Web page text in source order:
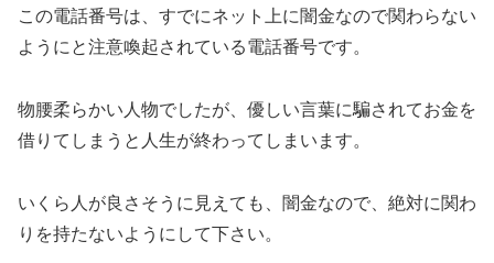
この電話番号は、すでにネット上に闇金なので関わらない
ようにと注意喚起されている電話番号です。
物腰柔らかい人物でしたが、優しい言葉に騙されてお金を
借りてしまうと人生が終わってしまいます。
いくら人が良さそうに見えても、闇金なので、絶対に関わ
りを持たないようにして下さい。